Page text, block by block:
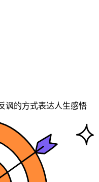
讽的方式表达人生感悟